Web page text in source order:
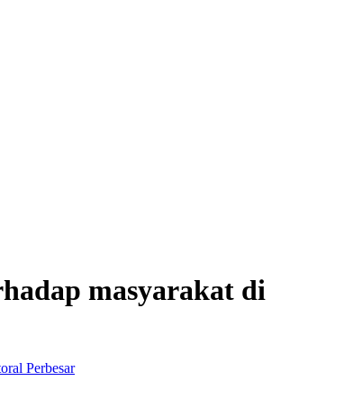
masyarakat di
Perbesar